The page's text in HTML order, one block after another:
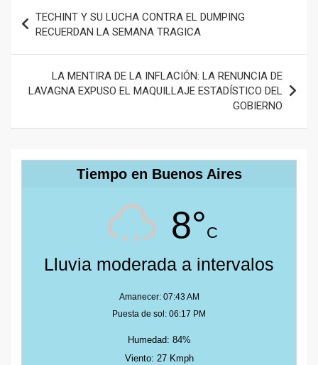
de
entradas
TECHINT Y SU LUCHA CONTRA EL DUMPING
RECUERDAN LA SEMANA TRAGICA
LA MENTIRA DE LA INFLACIÓN: LA RENUNCIA DE
LAVAGNA EXPUSO EL MAQUILLAJE ESTADÍSTICO DEL
GOBIERNO
Tiempo en Buenos Aires
8°C
Lluvia moderada a intervalos
Amanecer: 07:43 AM
Puesta de sol: 06:17 PM
Humedad: 84%
Viento: 27 Kmph